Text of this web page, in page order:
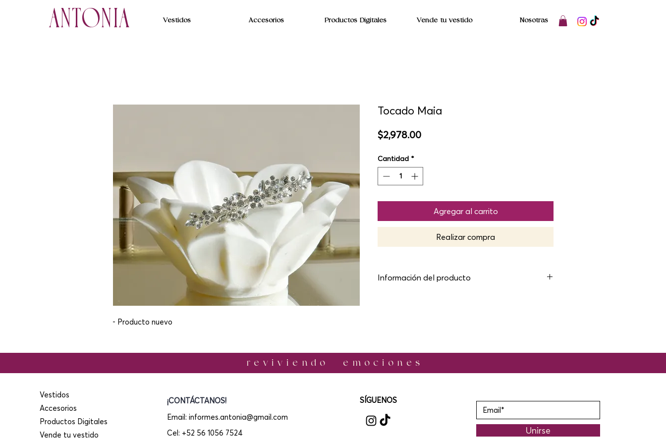
ANTONIA Vestidos Accesorios Productos Digitales Vende tu vestido Nosotras
- Producto nuevo
Tocado Maia
$2,978.00Precio
Cantidad *
Agregar al carrito
Realizar compra
Información del producto
de tu producto. A los compradores les gusta
saber lo que van a recibir antes de comprarlo,
confianza.
r e v i v i e n d o e m o c i o n e s
Vestidos
Accesorios
Productos Digitales
Vende tu vestido
¡CONTÁCTANOS!
Email: informes.antonia@gmail.com
Cel: +52 56 1056 7524
​SÍGUENOS
Unirse